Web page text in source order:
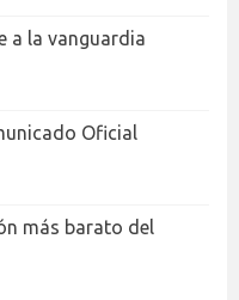
a la vanguardia
Oficial
más barato del